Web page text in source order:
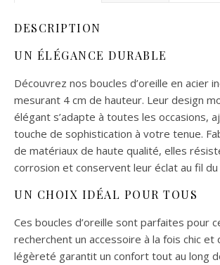
DESCRIPTION
UN ÉLÉGANCE DURABLE
Découvrez nos boucles d’oreille en acier
mesurant 4 cm de hauteur. Leur design
élégant s’adapte à toutes les occasions,
touche de sophistication à votre tenue.
de matériaux de haute qualité, elles
corrosion et conservent leur éclat au fil
UN CHOIX IDÉAL POUR TOUS
Ces boucles d’oreille sont parfaites pour
recherchent un accessoire à la fois chic et
légèreté garantit un confort tout au long